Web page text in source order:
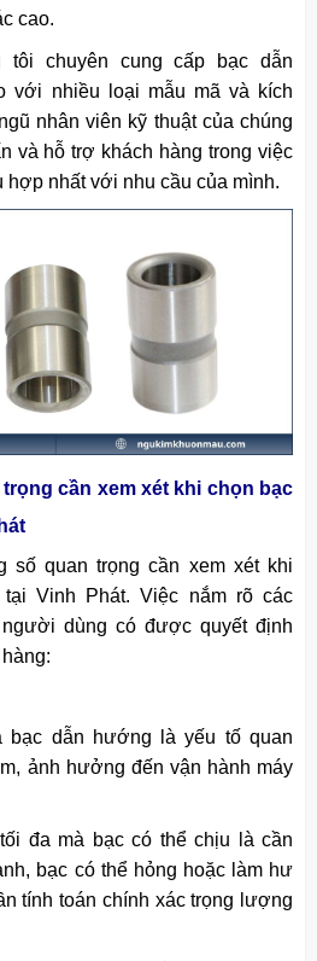
cao.
tôi chuyên cung cấp bạc dẫn
với nhiều loại mẫu mã và kích
nhân viên kỹ thuật của chúng
và hỗ trợ khách hàng trong việc
hợp nhất với nhu cầu của mình.
cần xem xét khi chọn bạc
số quan trọng cần xem xét khi
Vinh Phát. Việc nắm rõ các
dùng có được quyết định
bạc dẫn hướng là yếu tố quan
ảnh hưởng đến vận hành máy
đa mà bạc có thể chịu là cần
bạc có thể hỏng hoặc làm hư
tính toán chính xác trọng lượng